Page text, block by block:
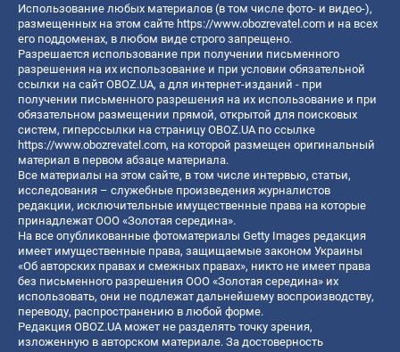
Использование любых материалов (в том числе фото- и видео-),
размещенных на этом сайте https://www.obozrevatel.com и на всех
его поддоменах, в любом виде строго запрещено.
Разрешается использование при получении письменного
разрешения на их использование и при условии обязательной
ссылки на сайт OBOZ.UA, а для интернет-изданий - при
получении письменного разрешения на их использование и при
обязательном размещении прямой, открытой для поисковых
систем, гиперссылки на страницу OBOZ.UA по ссылке
https://www.obozrevatel.com, на которой размещен оригинальный
материал в первом абзаце материала.
Все материалы на этом сайте, в том числе интервью, статьи,
исследования – служебные произведения журналистов
редакции, исключительные имущественные права на которые
принадлежат ООО «Золотая середина».
На все опубликованные фотоматериалы Getty Images редакция
имеет имущественные права, защищаемые законом Украины
«Об авторских правах и смежных правах», никто не имеет права
без письменного разрешения ООО «Золотая середина» их
использовать, они не подлежат дальнейшему воспроизводству,
переводу, распространению в любой форме.
Редакция OBOZ.UA может не разделять точку зрения,
изложенную в авторском материале. За достоверность